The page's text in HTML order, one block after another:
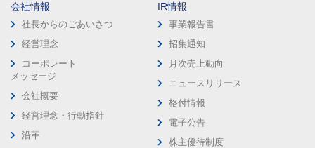
会社情報
社長からのごあいさつ
経営理念
コーポレート
メッセージ
会社概要
経営理念・行動指針
沿革
IR情報
事業報告書
招集通知
月次売上動向
ニュースリリース
格付情報
電子公告
株主優待制度